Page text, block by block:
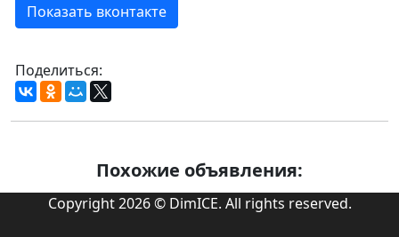
Показать вконтакте
Поделиться:
Похожие объявления:
Copyright 2026 © DimICE. All rights reserved.